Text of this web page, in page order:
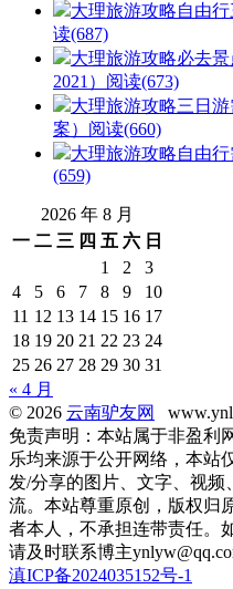
大理旅游攻略自由
读(687)
大理旅游攻略必去
2021） 阅读(673)
大理旅游攻略三日
案） 阅读(660)
大理旅游攻略自由行
(659)
2026 年 8 月
一 二 三 四 五 六 日
1
2
3
4
5 6 7 8 9
10
11 12 13 14 15 16 17
18 19 20 21 22 23 24
25 26 27 28 29 30 31
« 4 月
© 2026 云南驴友网
免责声明：本站属于非盈利
乐均来源于公开网络，本站
发/分享的图片、文字、视
流。本站尊重原创，版权归
者本人，不承担连带责任。
请及时联系博主
滇ICP备2024035152号-1